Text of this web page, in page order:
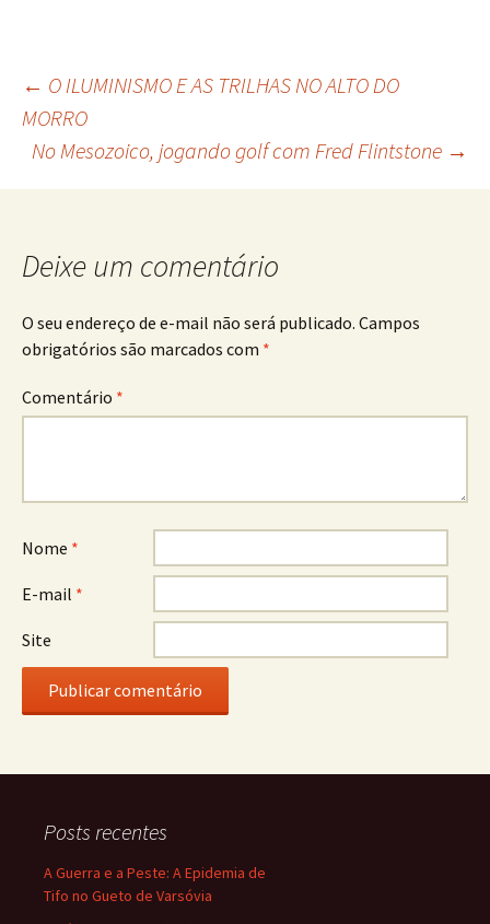
← O ILUMINISMO E AS TRILHAS NO ALTO DO
MORRO
No Mesozoico, jogando golf com Fred Flintstone →
Deixe um comentário
O seu endereço de e-mail não será publicado. Campos
obrigatórios são marcados com *
Comentário *
Nome *
E-mail *
Site
Posts recentes
A Guerra e a Peste: A Epidemia de
Tifo no Gueto de Varsóvia